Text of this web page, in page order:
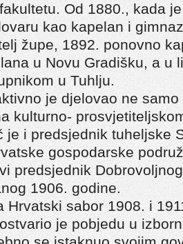
Od 1880., kada
kao kapelan i
župe, 1892. ponovno
u Novu Gradišku, a u
u Tuhlju.
je djelovao ne
kulturno-
je i predsjednik tuheljske
gospodarske
predsjednik
1906. godine.
Hrvatski sabor 1908. i
je pobjedu u